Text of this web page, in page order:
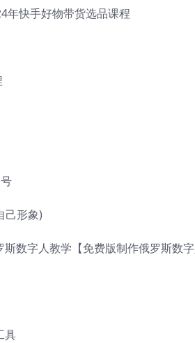
年快手好物带货选品课程
己形象)
斯数字人教学【免费版制作俄罗斯数
具